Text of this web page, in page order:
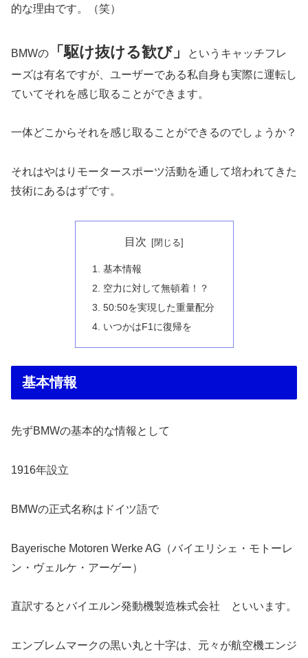
的な理由です。（笑）
BMWの 「駆け抜ける歓び」
というキャッチフレ
ーズは有名ですが、ユーザーである私自身も実際に運転し
ていてそれを感じ取ることができます。
一体どこからそれを感じ取ることができるのでしょうか？
それはやはりモータースポーツ活動を通して培われてきた
技術にあるはずです。
目次
基本情報
空力に対して無頓着！？
50:50を実現した重量配分
いつかはF1に復帰を
基本情報
先ずBMWの基本的な情報として
1916年設立
BMWの正式名称はドイツ語で
Bayerische Motoren Werke AG（バイエリシェ・モトーレ
ン・ヴェルケ・アーゲー）
直訳するとバイエルン発動機製造株式会社 といいます。
エンブレムマークの黒い丸と十字は、元々が航空機エンジ